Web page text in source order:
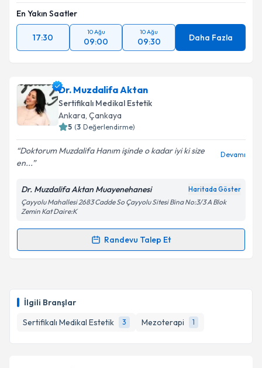
İlgili Branşlar
Sertifikalı Medikal Estetik
3 Mezoterapi 1
En Yakın Saatler
17:30
10 Ağu
09:00
10 Ağu
09:30 Daha Fazla
Dr. Muzdalifa Aktan
Sertifikalı Medikal Estetik
Ankara, Çankaya
5 (3 Değerlendirme)
Doktorum Muzdalifa Hanım işinde o kadar iyi ki size
en...
Devamı
Dr. Muzdalifa Aktan Muayenehanesi Haritada Göster
Çayyolu Mahallesi 2683 Cadde So Çayyolu Sitesi Bina No:3/3 A Blok
Zemin Kat Daire:K
Randevu Talep Et
Randevu Takvimi Talebi
takvim hazırlandığında e-posta ile bilgilendireceğiz.